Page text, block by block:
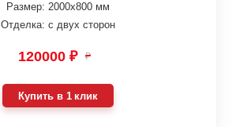
Размер: 2000х800 мм
Отделка: с двух сторон
120000 ₽ ₽
Купить в 1 клик